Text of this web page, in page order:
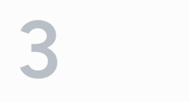
3